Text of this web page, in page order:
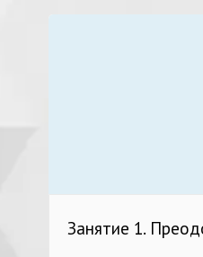
Занятие 1.